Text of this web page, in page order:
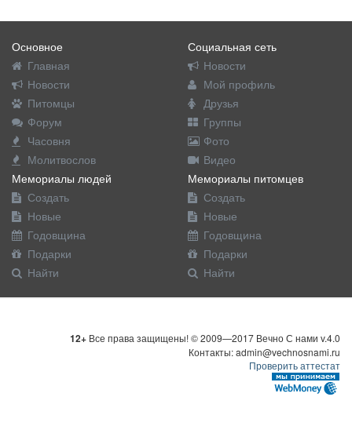
Основное
Главная
Новости
Питомцы
Форум
Часовня
Молитвослов
Социальная сеть
Новости
Мой профиль
Друзья
Группы
Фото
Видео
Мемориалы людей
Создать
Новые
Годовщина
Подарки
Найти
Мемориалы питомцев
Создать
Новые
Годовщина
Подарки
Найти
12+ Все права защищены! © 2009—2017 Вечно С нами v.4.0
Контакты: admin@vechnosnami.ru
Проверить аттестат